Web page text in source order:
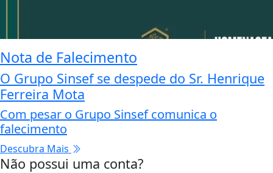
Nota de Falecimento
O Grupo Sinsef se despede do Sr. Henrique
Ferreira Mota
Com pesar o Grupo Sinsef comunica o
falecimento
Descubra Mais
Não possui uma conta?